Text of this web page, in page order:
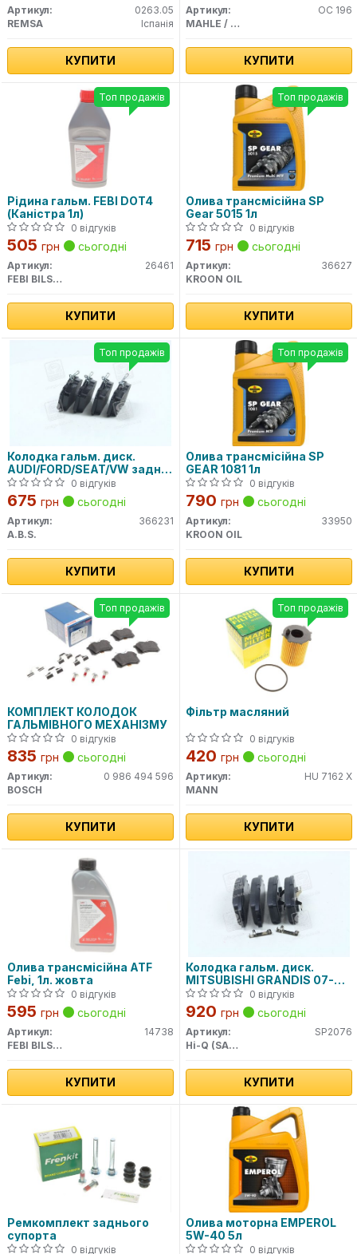
Артикул:
0263.05
REMSA
Іспанія
КУПИТИ
Артикул:
OC 196
MAHLE / KNECHT
КУПИТИ
Рідина гальм. FEBI DOT4
(Каністра 1л)
0 відгуків
505 грн сьогодні
Артикул:
26461
FEBI BILSTEIN
КУПИТИ
Топ продажів
Олива трансмісійна SP
Gear 5015 1л
0 відгуків
715 грн сьогодні
Артикул:
36627
KROON OIL
КУПИТИ
Топ продажів
Колодка гальм. диск.
AUDI/FORD/SEAT/VW задн.
(вир-во ABS)0 відгуків
675 грн сьогодні
Артикул:
366231
A.B.S.
КУПИТИ
Топ продажів
Олива трансмісійна SP
GEAR 1081 1л
0 відгуків
790 грн сьогодні
Артикул:
33950
KROON OIL
КУПИТИ
Топ продажів
КОМПЛЕКТ КОЛОДОК
ГАЛЬМІВНОГО МЕХАНІЗМУ
0 відгуків
835 грн сьогодні
Артикул:
0 986 494 596
BOSCH
КУПИТИ
Топ продажів
Фільтр масляний
0 відгуків
420 грн сьогодні
Артикул:
HU 7162 X
MANN
КУПИТИ
Топ продажів
Олива трансмісійна ATF
Febi, 1л. жовта
0 відгуків
595 грн сьогодні
Артикул:
14738
FEBI BILSTEIN
КУПИТИ
Колодка гальм. диск.
MITSUBISHI GRANDIS 07-
задн. (вир-во SANGSIN)
0 відгуків
920 грн сьогодні
Артикул:
SP2076
Hi-Q (SANGSIN)
КУПИТИ
Ремкомплект заднього
супорта
0 відгуків
Олива моторна EMPEROL
5W-40 5л
0 відгуків